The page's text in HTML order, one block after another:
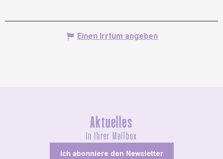
Einen Irrtum angeben
Aktuelles
In Ihrer Mailbox
Ich abonniere den Newsletter